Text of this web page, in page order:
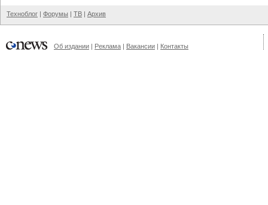
Техноблог | Форумы | ТВ | Архив
Об издании | Реклама | Вакансии | Контакты